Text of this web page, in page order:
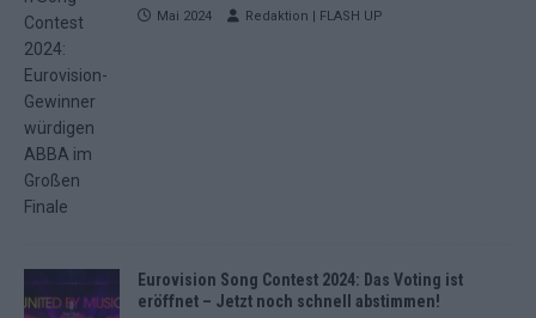
Mai 2024 Redaktion | FLASH UP
Eurovision Song Contest 2024: Das Voting ist
eröffnet – Jetzt noch schnell abstimmen!